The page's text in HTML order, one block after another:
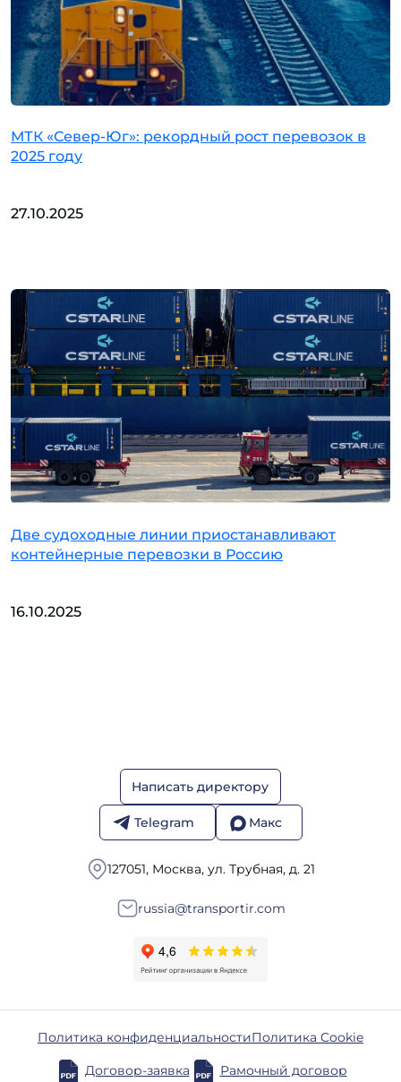
МТК «Север-Юг»: рекордный рост перевозок в
2025 году
27.10.2025
Две судоходные линии приостанавливают
контейнерные перевозки в Россию
16.10.2025
Написать директору
Telegram Макс
127051, Москва, ул. Трубная, д. 21
russia@transportir.com
Политика конфиденциальностиПолитика Cookie
Договор-заявка Рамочный договор